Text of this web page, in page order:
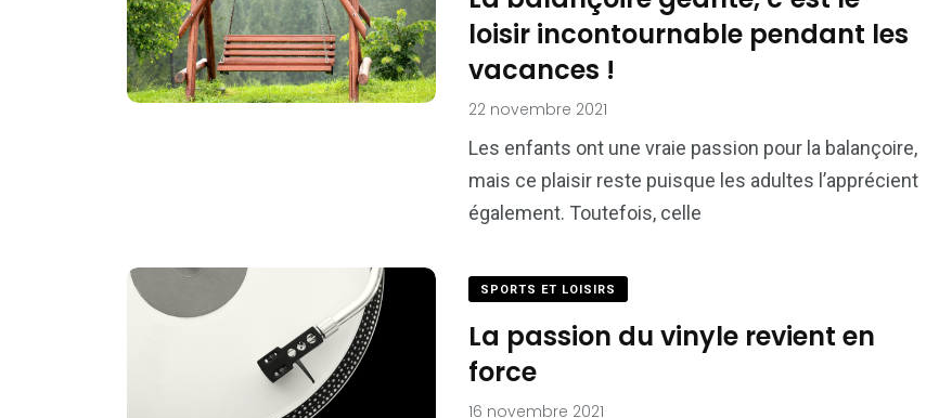
loisir incontournable pendant les
vacances !
22 novembre 2021
Les enfants ont une vraie passion pour la balançoire,
mais ce plaisir reste puisque les adultes l’apprécient
également. Toutefois, celle
SPORTS ET LOISIRS
La passion du vinyle revient en
force
16 novembre 2021